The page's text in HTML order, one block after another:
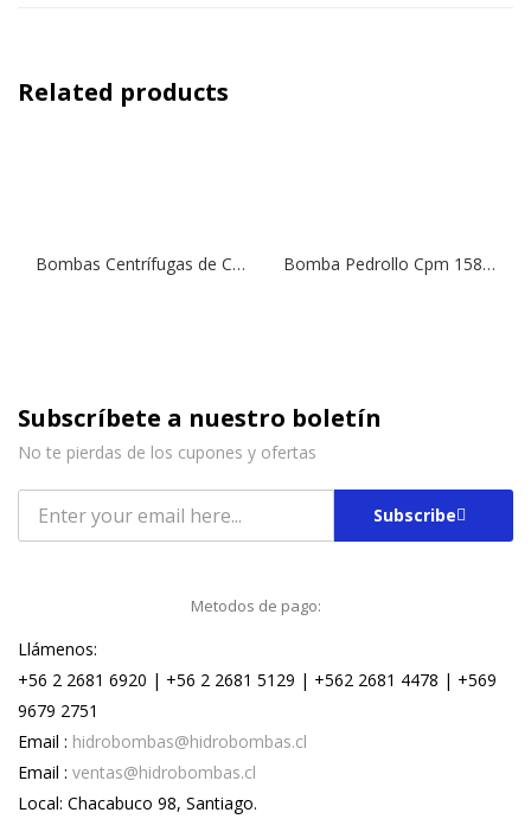
Related products
Bombas Centrífugas de Caudal Mediano SM1 300T | 3,0 HP | 380 V. Bomba Pedrollo Cpm 158 220v 1×1
Subscríbete a nuestro boletín
No te pierdas de los cupones y ofertas
Subscribe
Metodos de pago:
Llámenos:
+56 2 2681 6920 | +56 2 2681 5129 | +562 2681 4478 | +569
9679 2751
Email : hidrobombas@hidrobombas.cl
Email : ventas@hidrobombas.cl
Local: Chacabuco 98, Santiago.